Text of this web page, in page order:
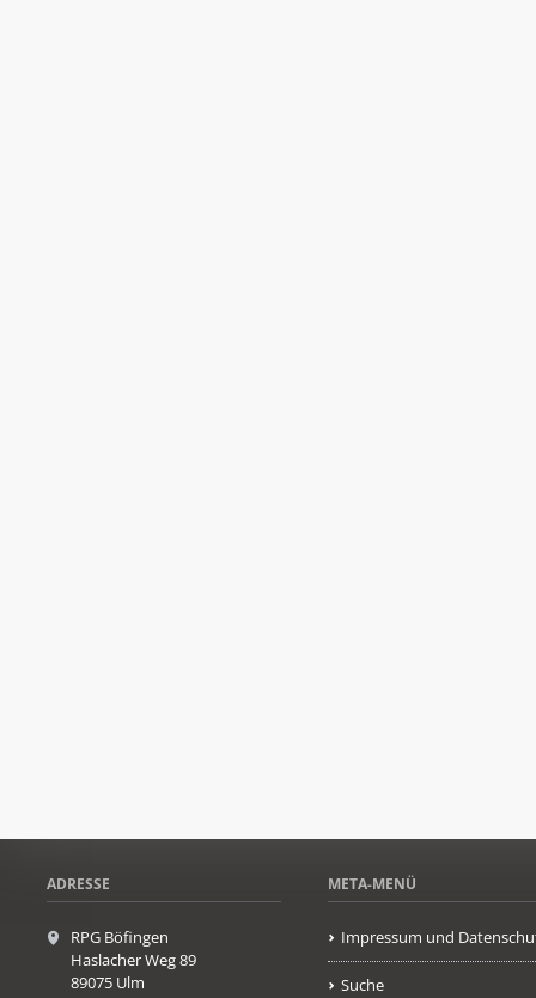
ADRESSE
RPG Böfingen
Haslacher Weg 89
89075 Ulm
META-MENÜ
Impressum und
Suche